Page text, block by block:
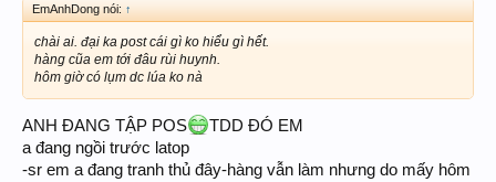
EmAnhDong nói: ↑
chài ai. đại ka post cái gì ko hiểu gì hết.
hàng cũa em tới đâu rùi huynh.
hôm giờ có lụm dc lúa ko nà
ANH ĐANG TẬP POS
TDD ĐÓ EM
a đang ngồi trước latop
-sr em a đang tranh thủ đây-hàng vẫn làm nhưng do mấy hôm